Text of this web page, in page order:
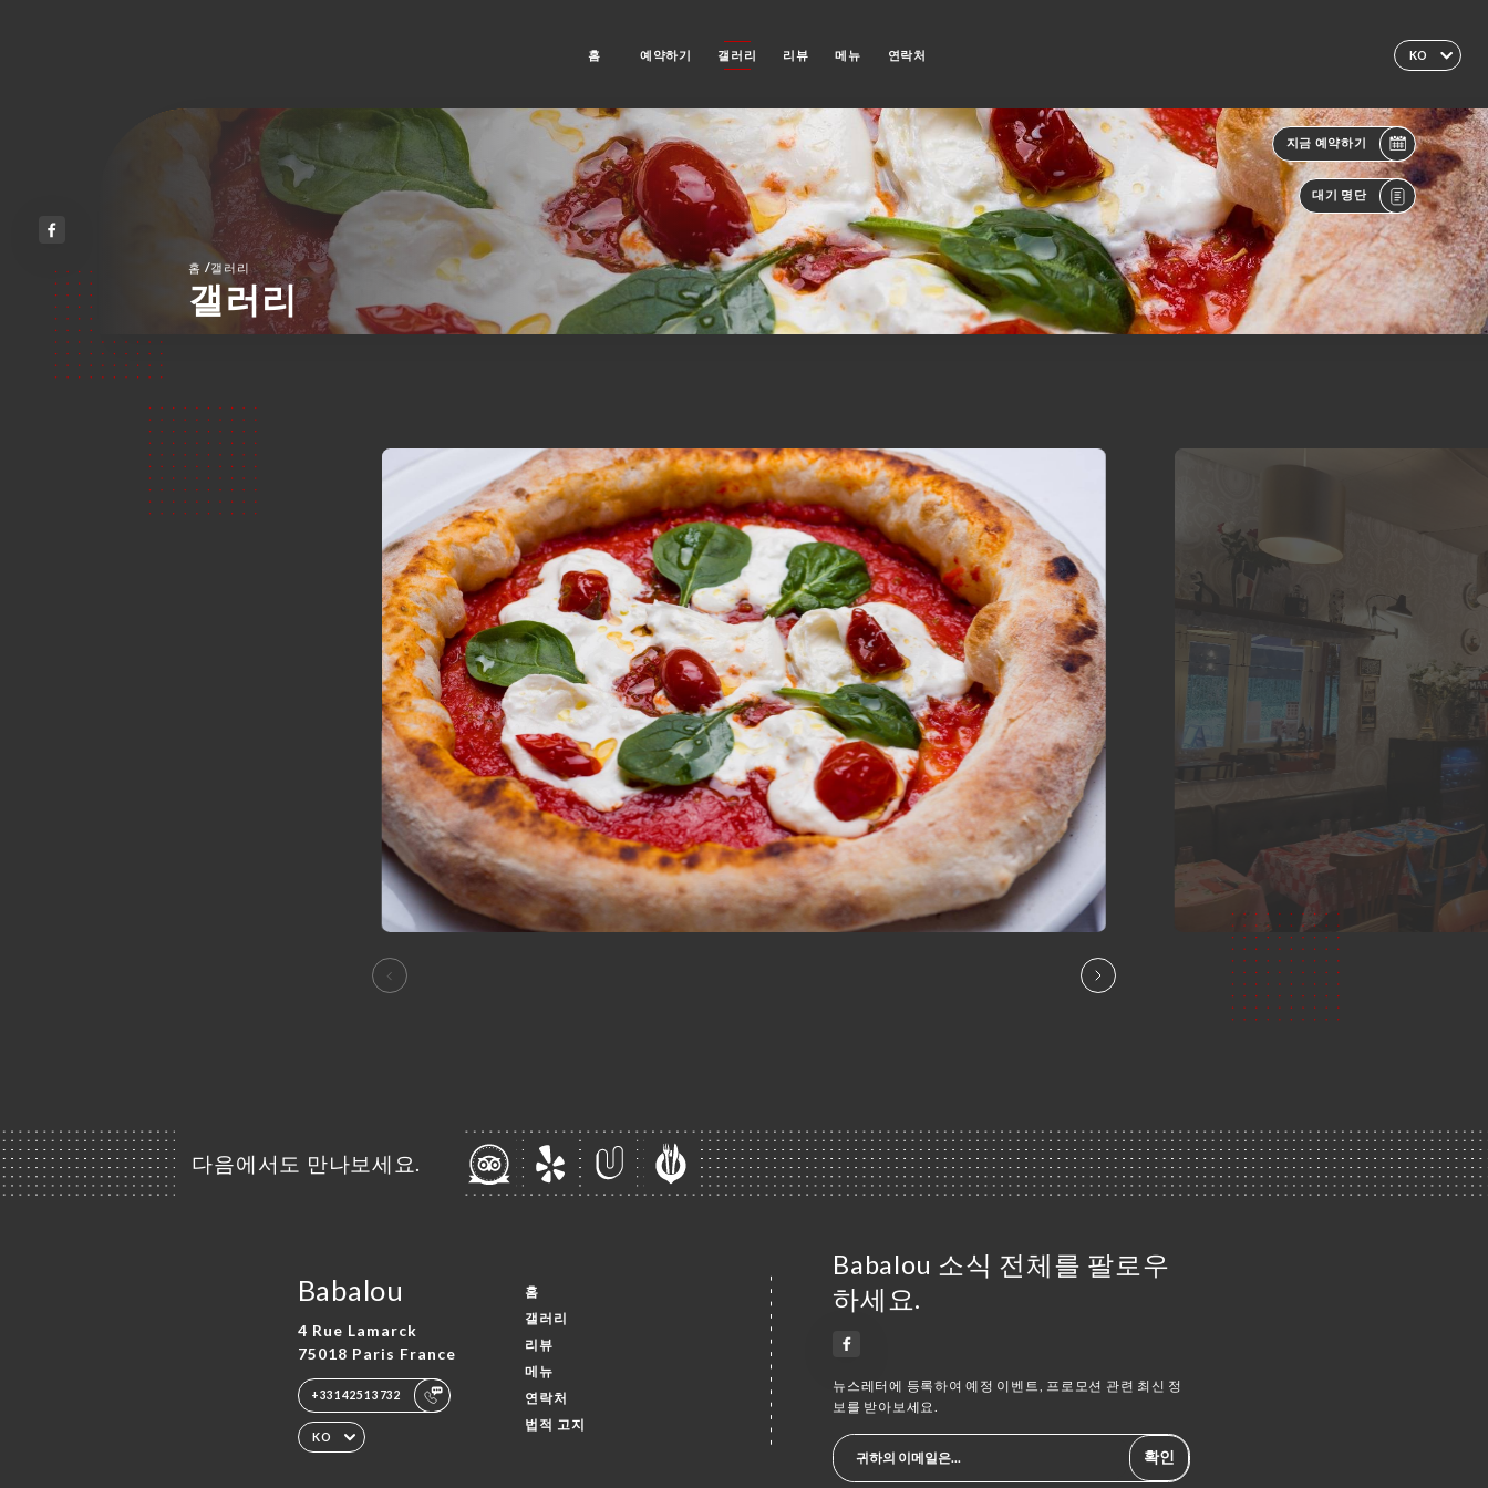
KO
홈 예약하기 갤러리 리뷰 메뉴 연락처
지금 예약하기
대기 명단
홈 /갤러리
갤러리
다음에서도 만나보세요.
Babalou
4 Rue Lamarck
75018 Paris France
+33142513732
KO
홈
갤러리
리뷰
메뉴
연락처
법적 고지
Babalou 소식 전체를 팔로우
하세요.
뉴스레터에 등록하여 예정 이벤트, 프로모션 관련 최신 정
보를 받아보세요.
확인